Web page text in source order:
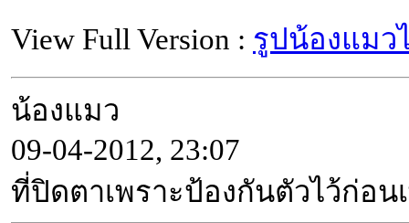
View Full Version : รูปน้องแมว
น้องแมว
09-04-2012, 23:07
ที่ปิดตาเพราะป้องกันตัวไว้ก่อน